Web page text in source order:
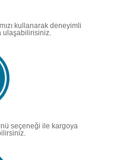
kullanarak deneyimli
ulaşabilirisiniz.
seçeneği ile kargoya